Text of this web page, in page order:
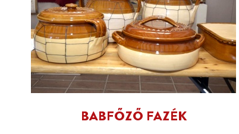
BABFŐZŐ FAZÉK